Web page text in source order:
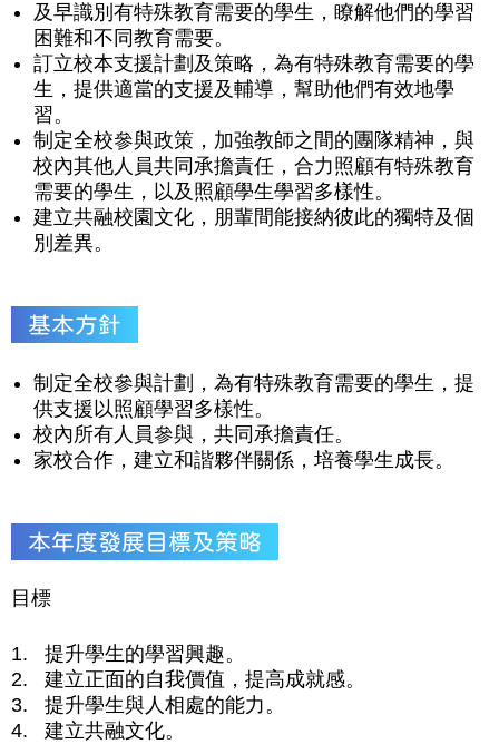
及早識別有特殊教育需要的學生，瞭解他們的學習
困難和不同教育需要。
訂立校本支援計劃及策略，為有特殊教育需要的學
生，提供適當的支援及輔導，幫助他們有效地學
習。
制定全校參與政策，加強教師之間的團隊精神，與
校內其他人員共同承擔責任，合力照顧有特殊教育
需要的學生，以及照顧學生學習多樣性。
建立共融校園文化，朋輩間能接納彼此的獨特及個
別差異。
基本方針
制定全校參與計劃，為有特殊教育需要的學生，提
供支援以照顧學習多樣性。
校內所有人員參與，共同承擔責任。
家校合作，建立和諧夥伴關係，培養學生成長。
本年度發展目標及策略
目標
提升學生的學習興趣。
建立正面的自我價值，提高成就感。
提升學生與人相處的能力。
建立共融文化。